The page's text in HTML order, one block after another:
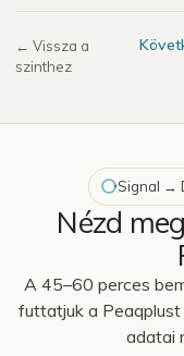
← Vissza a
szinthez
Signal →
Nézd
A 45–60 perces
futtatjuk a
adatai